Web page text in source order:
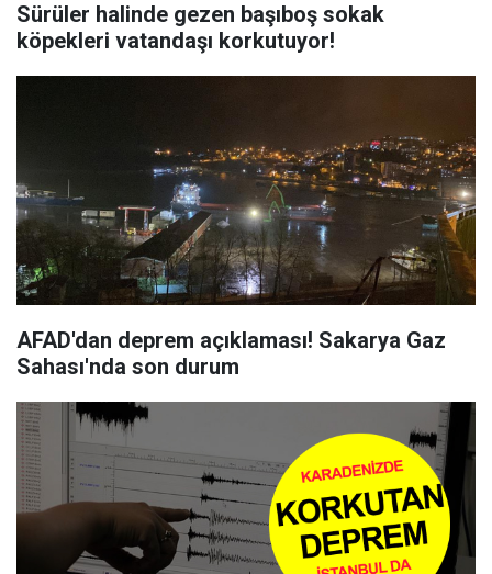
Sürüler halinde gezen başıboş sokak
köpekleri vatandaşı korkutuyor!
AFAD'dan deprem açıklaması! Sakarya Gaz
Sahası'nda son durum